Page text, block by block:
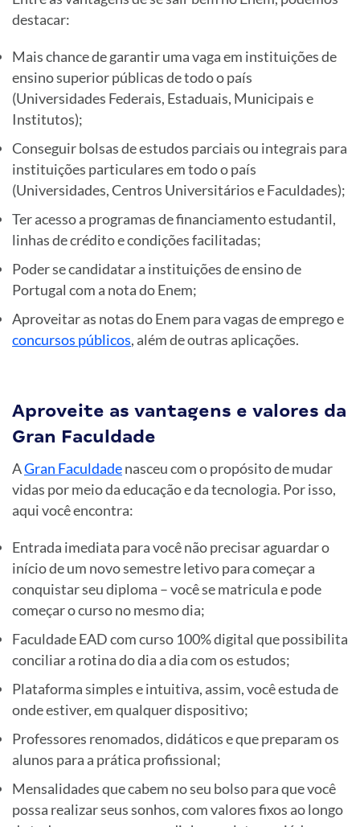
destacar:
Mais chance de garantir uma vaga em instituições de
ensino superior públicas de todo o país
(Universidades Federais, Estaduais, Municipais e
Institutos);
Conseguir bolsas de estudos parciais ou integrais para
instituições particulares em todo o país
(Universidades, Centros Universitários e Faculdades);
Ter acesso a programas de financiamento estudantil,
linhas de crédito e condições facilitadas;
Poder se candidatar a instituições de ensino de
Portugal com a nota do Enem;
Aproveitar as notas do Enem para vagas de emprego e
concursos públicos, além de outras aplicações.
Aproveite as vantagens e valores da
Gran Faculdade
AGran Faculdadenasceu com o propósito de mudar
vidas por meio da educação e da tecnologia. Por isso,
aqui você encontra:
Entrada imediata para você não precisar aguardar o
início de um novo semestre letivo para começar a
conquistar seu diploma – você se matricula e pode
começar o curso no mesmo dia;
Faculdade EAD com curso 100% digital que possibilita
conciliar a rotina do dia a dia com os estudos;
Plataforma simples e intuitiva, assim, você estuda de
onde estiver, em qualquer dispositivo;
Professores renomados, didáticos e que preparam os
alunos para a prática profissional;
Mensalidades que cabem no seu bolso para que você
possa realizar seus sonhos, com valores fixos ao longo